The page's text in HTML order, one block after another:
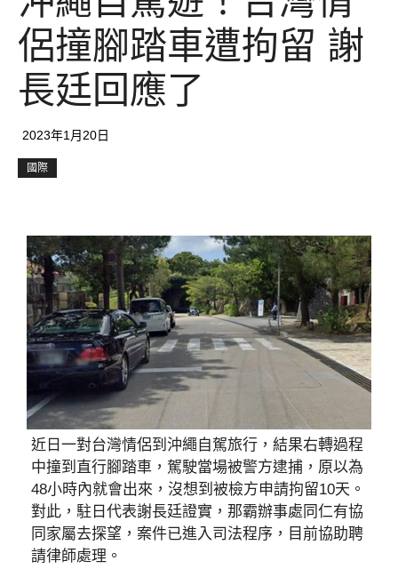
侶撞腳踏車遭拘留 謝
長廷回應了
2023年1月20日
國際
近日一對台灣情侶到沖繩自駕旅行，結果右轉過程
中撞到直行腳踏車，駕駛當場被警方逮捕，原以為
48小時內就會出來，沒想到被檢方申請拘留10天。
對此，駐日代表謝長廷證實，那霸辦事處同仁有協
同家屬去探望，案件已進入司法程序，目前協助聘
請律師處理。